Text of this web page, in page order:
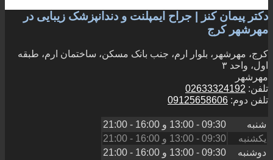
دکتر پیمان کنز | جراح ایمپلنت و دندانپزشک زیبایی در
مهرشهر کرج
کرج، مهرشهر، بلوار ارم، جنب بانک مسکن، ساختمان ارم، طبقه
اول، واحد ۳
مهرشهر
تلفن: 02633324192
تلفن دوم: 09125658606
شنبه 09:30 - 13:00 و 16:00 - 21:00
یکشنبه
09:30 - 13:00 و 16:00 - 21:00
دوشنبه
09:30 - 13:00 و 16:00 - 21:00